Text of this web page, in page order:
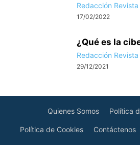
Redacción
17/02/2022
¿Qué es la
Redacción
29/12/2021
Quienes Somos Política
Política de Cookies Contáctenos